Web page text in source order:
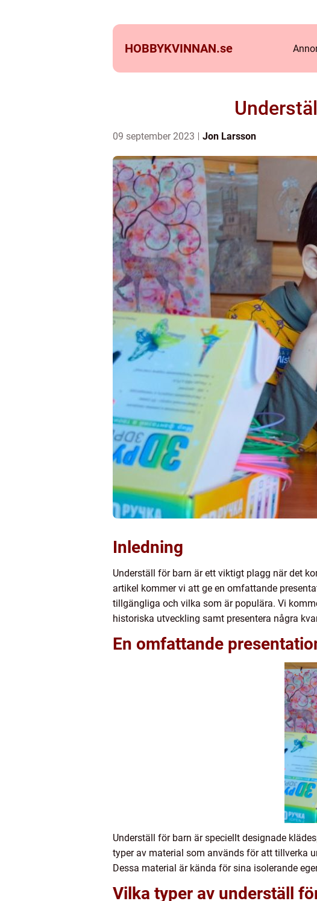
HOBBYKVINNAN.se
09 september 2023 Jon Larsson
Inledning
Underställ för barn är ett viktigt plagg när det
artikel kommer vi att ge en omfattande
tillgängliga och vilka som är populära. Vi
historiska utveckling samt presentera några
En omfattande
Underställ för barn är speciellt designade
typer av material som används för att tillverka
Dessa material är kända för sina isolerande
Vilka typer av underställ